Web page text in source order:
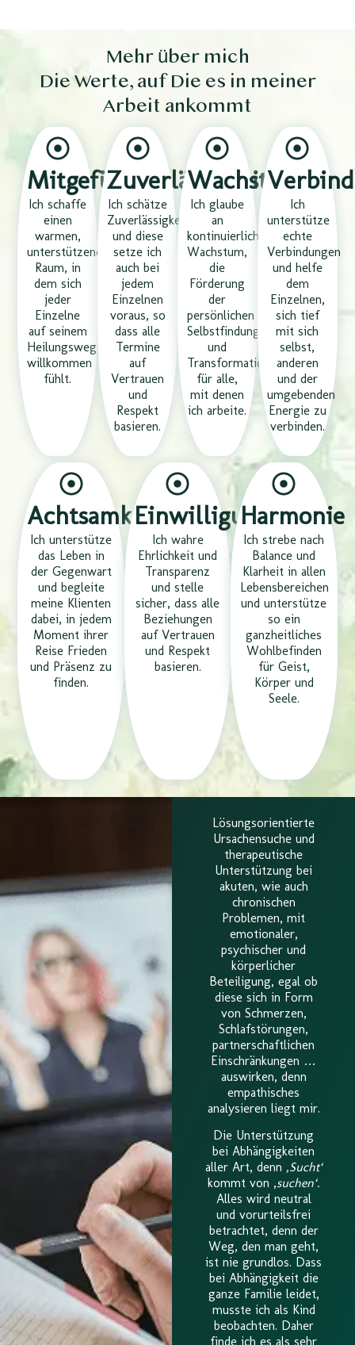
Mehr über mich
Die Werte, auf Die es in meiner
Arbeit ankommt
Mitgefühl
Ich schaffe
einen
warmen,
unterstützenden
Raum, in
dem sich
jeder
Einzelne
auf seinem
Heilungsweg
willkommen
fühlt.
Zuverlässigkeit
Ich schätze
Zuverlässigkeit
und diese
setze ich
auch bei
jedem
Einzelnen
voraus, so
dass alle
Termine
auf
Vertrauen
und
Respekt
basieren.
Wachstum
Ich glaube
an
kontinuierliches
Wachstum,
die
Förderung
der
persönlichen
Selbstfindung
und
Transformation
für alle,
mit denen
ich arbeite.
Ich
unterstütze
echte
Verbindungen
und helfe
dem
Einzelnen,
sich tief
mit sich
selbst,
anderen
und der
umgebenden
Energie zu
verbinden.
Achtsamkeit
Ich unterstütze
das Leben in
der Gegenwart
und begleite
meine Klienten
dabei, in jedem
Moment ihrer
Reise Frieden
und Präsenz zu
finden.
Einwilligung
Ich wahre
Ehrlichkeit und
Transparenz
und stelle
sicher, dass alle
Beziehungen
auf Vertrauen
und Respekt
basieren.
Harmonie
Ich strebe nach
Balance und
Klarheit in allen
Lebensbereichen
und unterstütze
so ein
ganzheitliches
Wohlbefinden
für Geist,
Körper und
Seele.
Lösungsorientierte
Ursachensuche und
therapeutische
Unterstützung bei
akuten, wie auch
chronischen
Problemen, mit
emotionaler,
psychischer und
körperlicher
Beteiligung, egal ob
diese sich in Form
von Schmerzen,
Schlafstörungen,
partnerschaftlichen
Einschränkungen …
auswirken, denn
empathisches
analysieren liegt mir.
Die Unterstützung
bei Abhängigkeiten
aller Art, denn ‚Sucht‘
kommt von ‚suchen‘.
Alles wird neutral
und vorurteilsfrei
betrachtet, denn der
Weg, den man geht,
ist nie grundlos. Dass
bei Abhängigkeit die
ganze Familie leidet,
musste ich als Kind
beobachten. Daher
finde ich es als sehr